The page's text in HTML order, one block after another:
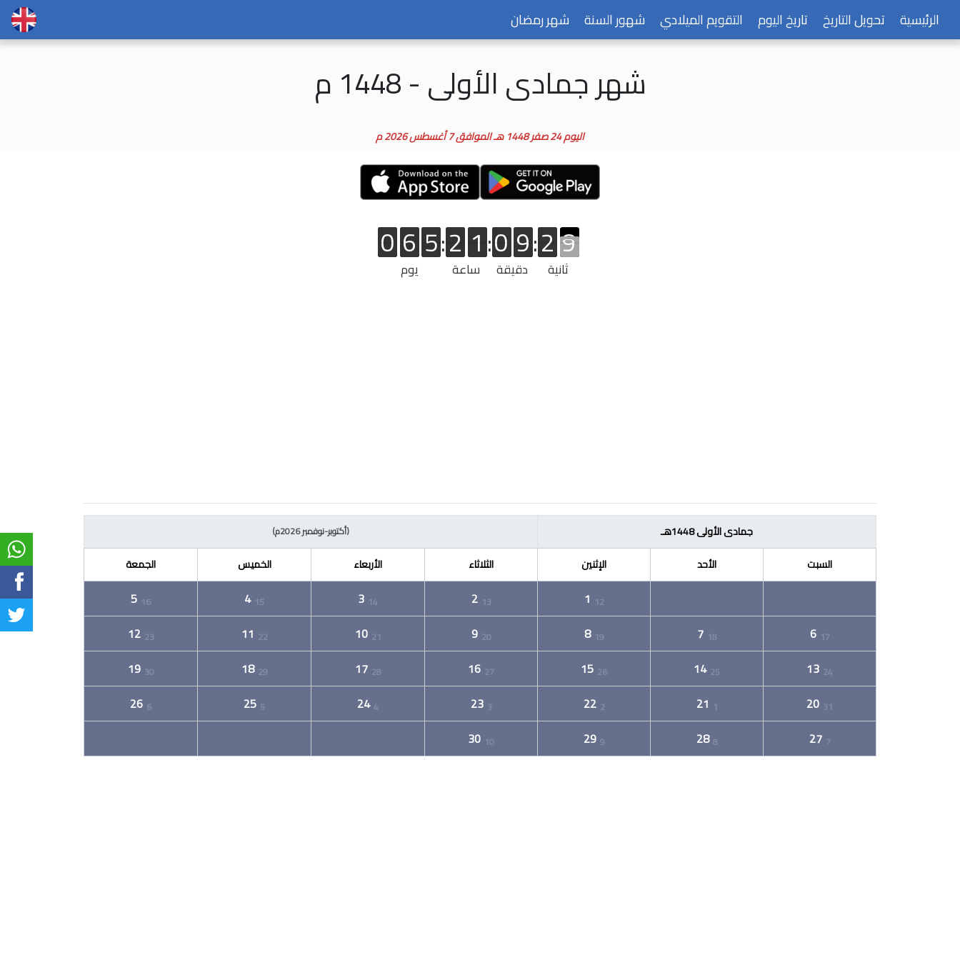
الرئيسية تحويل التاريخ تاريخ اليوم التقويم الميلادي شهور السنة شهر رمضان
شهر جمادى الأولى - 1448 م
اليوم 24 صفر 1448 هـ الموافق 7 أغسطس 2026 م
يوم
0
06
65
5:
ساعة
2
21
1:
دقيقة
0
09
9:
ثانية
2
2
28
8
8
جمادى الأولى 1448هـ (أكتوبر-نوفمبر 2026م)
السبت الأحد الإثنين الثلاثاء الأربعاء الخميس الجمعة
1 12
2 13
3 14
4 15
5 16
6 17
7 18
8 19
9 20
10 21
11 22
12 23
13 24
14 25
15 26
16 27
17 28
18 29
19 30
20 31
21 1
22 2
23 3
24 4
25 5
26 6
27 7
28 8
29 9
30 10